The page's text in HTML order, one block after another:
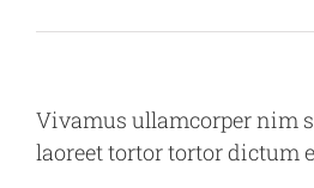
Vivamus ullamcorper nim
laoreet tortor tortor dictum